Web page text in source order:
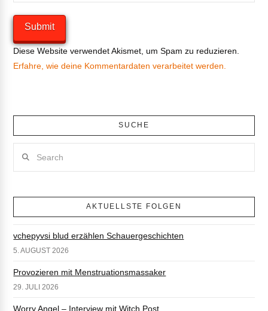
Diese Website verwendet Akismet, um Spam zu reduzieren.
Erfahre, wie deine Kommentardaten verarbeitet werden.
SUCHE
AKTUELLSTE FOLGEN
vchepyvsi blud erzählen Schauergeschichten
5. AUGUST 2026
Provozieren mit Menstruationsmassaker
29. JULI 2026
Worry Angel – Interview mit Witch Post